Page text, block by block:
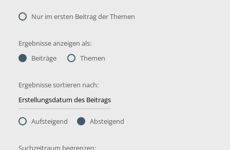
Nur im ersten Beitrag der Themen
Ergebnisse anzeigen als:
Beiträge
Themen
Ergebnisse sortieren nach:
Aufsteigend Absteigend
Suchzeitraum begrenzen: